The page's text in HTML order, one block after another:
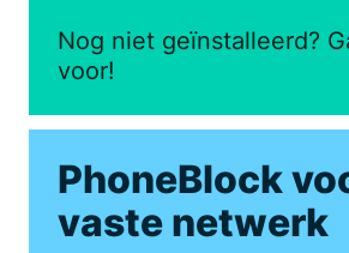
Nog niet geïnstalleerd?
voor!
PhoneBlock
vaste netwerk